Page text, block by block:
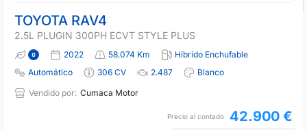
TOYOTA RAV4
2.5L PLUGIN 300PH ECVT STYLE PLUS
2022 58.074 Km
Híbrido Enchufable
Automático
306 CV 2.487
Blanco
Vendido por: Cumaca Motor
Precio al contado 42.900 €